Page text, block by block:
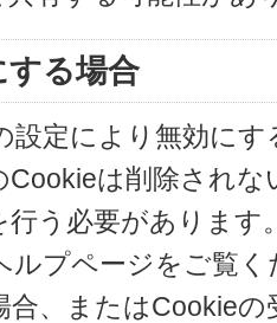
る場合
設定により無効に
は削除され
行う必要があります
ルプページをご覧く
合、またはCookie